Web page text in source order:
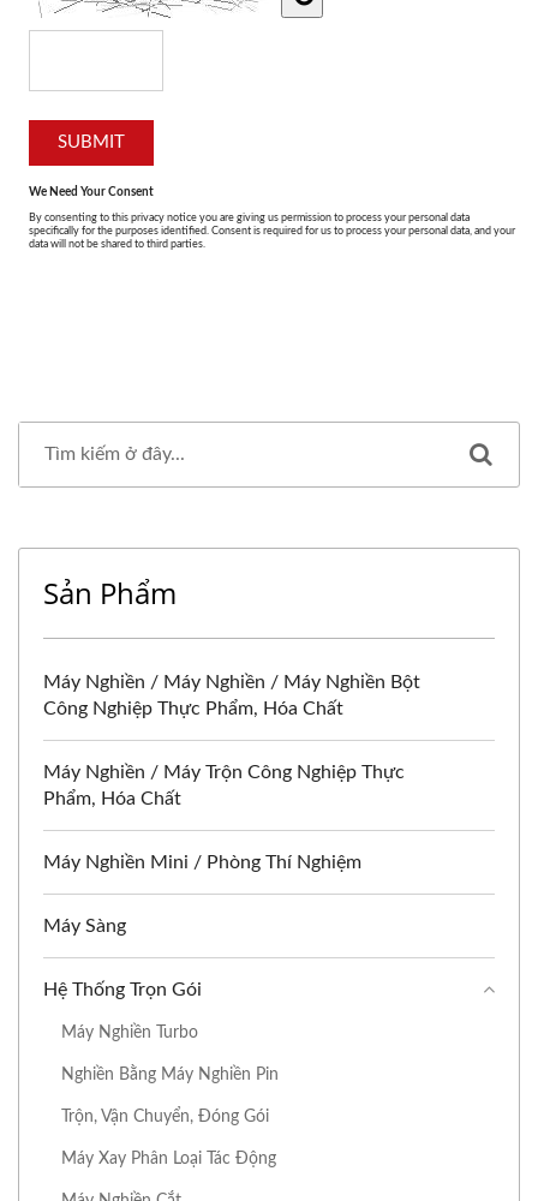
Sản Phẩm
Máy Nghiền / Máy Nghiền / Máy Nghiền Bột
Công Nghiệp Thực Phẩm, Hóa Chất
Máy Nghiền / Máy Trộn Công Nghiệp Thực
Phẩm, Hóa Chất
Máy Nghiền Mini / Phòng Thí Nghiệm
Máy Sàng
Hệ Thống Trọn Gói
Máy Nghiền Turbo
Nghiền Bằng Máy Nghiền Pin
Trộn, Vận Chuyển, Đóng Gói
Máy Xay Phân Loại Tác Động